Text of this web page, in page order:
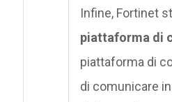
Infine, Fortinet
piattaforma di
piattaforma di
di comunicare